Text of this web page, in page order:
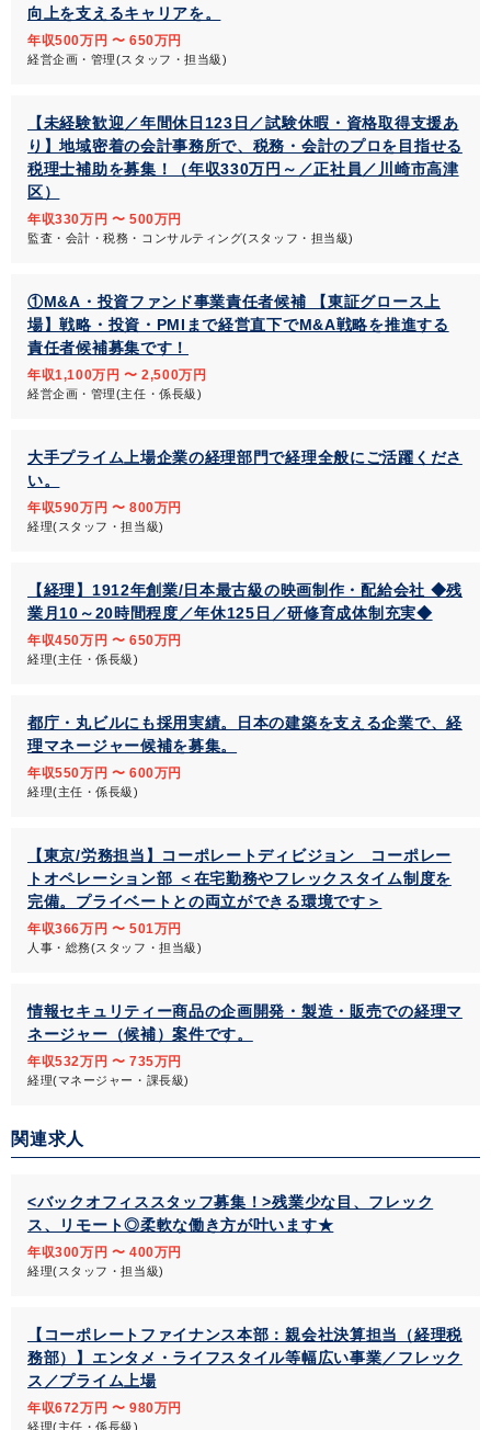
向上を支えるキャリアを。
年収500万円 〜 650万円
経営企画・管理(スタッフ・担当級)
【未経験歓迎／年間休日123日／試験休暇・資格取得支援あ
り】地域密着の会計事務所で、税務・会計のプロを目指せる
税理士補助を募集！（年収330万円～／正社員／川崎市高津
区）
年収330万円 〜 500万円
監査・会計・税務・コンサルティング(スタッフ・担当級)
①M&A・投資ファンド事業責任者候補 【東証グロース上
場】戦略・投資・PMIまで経営直下でM&A戦略を推進する
責任者候補募集です！
年収1,100万円 〜 2,500万円
経営企画・管理(主任・係長級)
大手プライム上場企業の経理部門で経理全般にご活躍くださ
い。
年収590万円 〜 800万円
経理(スタッフ・担当級)
【経理】1912年創業/日本最古級の映画制作・配給会社 ◆残
業月10～20時間程度／年休125日／研修育成体制充実◆
年収450万円 〜 650万円
経理(主任・係長級)
都庁・丸ビルにも採用実績。日本の建築を支える企業で、経
理マネージャー候補を募集。
年収550万円 〜 600万円
経理(主任・係長級)
【東京/労務担当】コーポレートディビジョン コーポレー
トオペレーション部 ＜在宅勤務やフレックスタイム制度を
完備。プライベートとの両立ができる環境です＞
年収366万円 〜 501万円
人事・総務(スタッフ・担当級)
情報セキュリティー商品の企画開発・製造・販売での経理マ
ネージャー（候補）案件です。
年収532万円 〜 735万円
経理(マネージャー・課長級)
関連求人
<バックオフィススタッフ募集！>残業少な目、フレック
ス、リモート◎柔軟な働き方が叶います★
年収300万円 〜 400万円
経理(スタッフ・担当級)
【コーポレートファイナンス本部：親会社決算担当（経理税
務部）】エンタメ・ライフスタイル等幅広い事業／フレック
ス／プライム上場
年収672万円 〜 980万円
経理(主任・係長級)